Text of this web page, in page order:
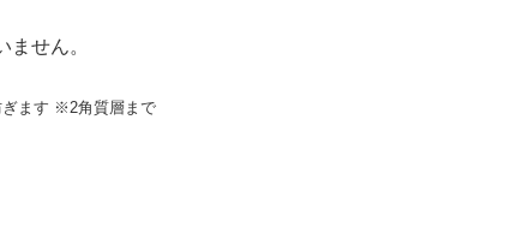
せん。
ます ※2角質層まで